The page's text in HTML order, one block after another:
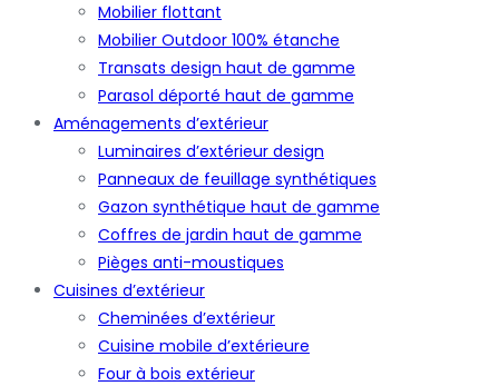
Mobilier flottant
Mobilier Outdoor 100% étanche
Transats design haut de gamme
Parasol déporté haut de gamme
Aménagements d’extérieur
Luminaires d’extérieur design
Panneaux de feuillage synthétiques
Gazon synthétique haut de gamme
Coffres de jardin haut de gamme
Pièges anti-moustiques
Cuisines d’extérieur
Cheminées d’extérieur
Cuisine mobile d’extérieure
Four à bois extérieur